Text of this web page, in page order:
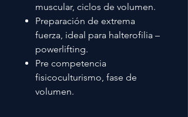
muscular, ciclos de volumen.
Preparación de extrema
fuerza, ideal para halterofilia –
powerlifting.
Pre competencia
fisicoculturismo, fase de
volumen.